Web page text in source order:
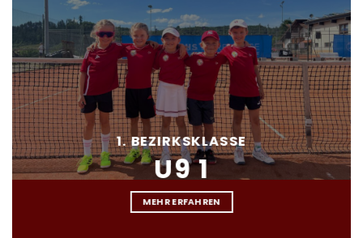
1. BEZIRKSKLASSE
U9 1
MEHR ERFAHREN